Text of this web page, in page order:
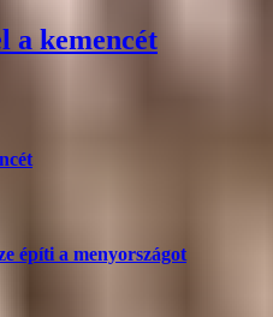
a kemencét
építi a menyországot